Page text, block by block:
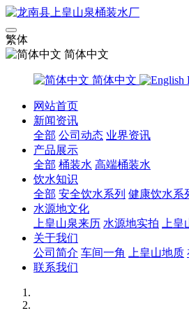
繁体
简体中文
简体中文
网站首页
新闻资讯
全部 公司动态 业界资讯
产品展示
全部 桶装水 高端桶装水
饮水知识
全部 安全饮水系列 健康饮水系
水源地文化
上皇山泉来历 水源地实拍
上
关于我们
公司简介 车间一角 上皇山地质
联系我们